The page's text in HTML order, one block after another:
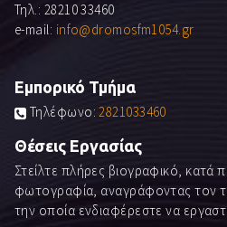
Τηλ.: 28210 33460
e-mail: info@dromosfm1054.gr
Εμπορικό Τμήμα
Τηλέφωνο:2821033460
Θέσεις Εργασίας
Στείλτε πλήρες βιογραφικό,
φωτογραφία, αναγράφοντας τον
την οποία ενδιαφέρεστε να